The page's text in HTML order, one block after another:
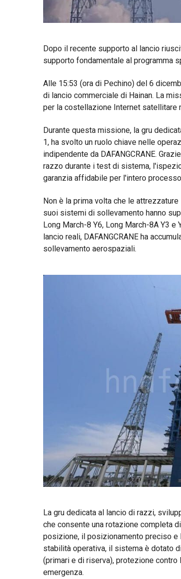
Dopo il recente supporto al lancio
supporto fondamentale al programma
Alle 15:53 (ora di Pechino) del 6
di lancio commerciale di Hainan. La
per la costellazione Internet satellitare
Durante questa missione, la gru
1, ha svolto un ruolo chiave nelle
indipendente da DAFANGCRANE.
razzo durante i test di sistema,
garanzia affidabile per l'intero
Non è la prima volta che le
suoi sistemi di sollevamento hanno
Long March-8 Y6, Long March-8A Y3
lancio reali, DAFANGCRANE ha
sollevamento aerospaziali.
La gru dedicata al lancio di razzi,
che consente una rotazione completa
posizione, il posizionamento preciso e
stabilità operativa, il sistema è dotato
(primari e di riserva), protezione
emergenza.